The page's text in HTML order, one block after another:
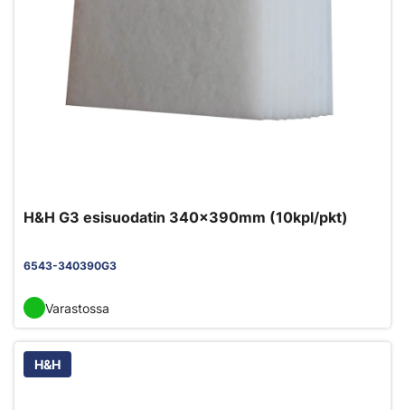
H&H G3 esisuodatin 340x390mm (10kpl/pkt)
6543-340390G3
Varastossa
H&H